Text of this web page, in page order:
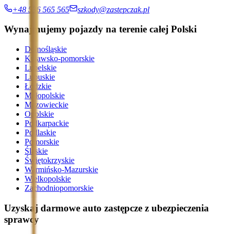
+48 536 565 565 szkody@zastepczak.pl
Wynajmujemy pojazdy na terenie całej Polski
Dolnośląskie
Kujawsko-pomorskie
Lubelskie
Lubuskie
Łódzkie
Małopolskie
Mazowieckie
Opolskie
Podkarpackie
Podlaskie
Pomorskie
Śląskie
Świętokrzyskie
Warmińsko-Mazurskie
Wielkopolskie
Zachodniopomorskie
Uzyskaj darmowe auto zastępcze z ubezpieczenia
sprawcy